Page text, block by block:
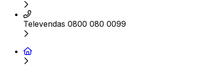
Televendas 0800 080 0099